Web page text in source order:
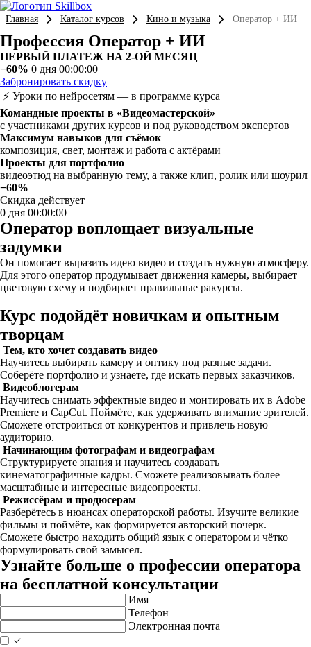
Главная Каталог курсов Кино и музыка Оператор + ИИ
Профессия Оператор + ИИ
ПЕРВЫЙ ПЛАТЕЖ НА 2-ОЙ МЕСЯЦ
−60% 0 дня 00:00:00
Забронировать скидку
⚡ Уроки по нейросетям — в программе курса
Командные проекты в «Видеомастерской»
с участниками других курсов и под руководством экспертов
Максимум навыков для съёмок
композиция, свет, монтаж и работа с актёрами
Проекты для портфолио
видеоэтюд на выбранную тему, а также клип, ролик или шоурил
−60%
Скидка действует
0 дня 00:00:00
Оператор воплощает визуальные
задумки
Он помогает выразить идею видео и создать нужную атмосферу.
Для этого оператор продумывает движения камеры, выбирает
цветовую схему и подбирает правильные ракурсы.
Курс подойдёт новичкам и опытным
творцам
Тем, кто хочет создавать видео
Научитесь выбирать камеру и оптику под разные задачи.
Соберёте портфолио и узнаете, где искать первых заказчиков.
Видеоблогерам
Научитесь снимать эффектные видео и монтировать их в Adobe
Premiere и CapCut. Поймёте, как удерживать внимание зрителей.
Сможете отстроиться от конкурентов и привлечь новую
аудиторию.
Начинающим фотографам и видеографам
Структурируете знания и научитесь создавать
кинематографичные кадры. Сможете реализовывать более
масштабные и интересные видеопроекты.
Режиссёрам и продюсерам
Разберётесь в нюансах операторской работы. Изучите великие
фильмы и поймёте, как формируется авторский почерк.
Сможете быстро находить общий язык с оператором и чётко
формулировать свой замысел.
Узнайте больше о профессии оператора
на бесплатной консультации
Имя
Телефон
Электронная почта